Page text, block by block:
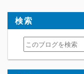
検索